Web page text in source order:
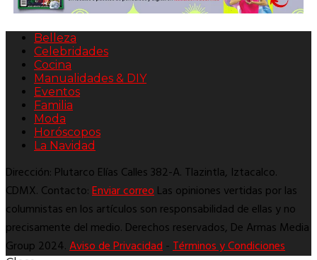
Belleza
Celebridades
Cocina
Manualidades & DIY
Eventos
Familia
Moda
Horóscopos
La Navidad
Dirección: Plutarco Elías Calles 382-A. Tlazintla, Iztacalco.
CDMX. Contacto:Enviar correoLas opiniones vertidas por las
columnistas en los artículos son responsabilidad de ellas y no
precisamente del medio. Derechos reservados, De Armas Media
Group 2024.Aviso de Privacidad-Términos y Condiciones